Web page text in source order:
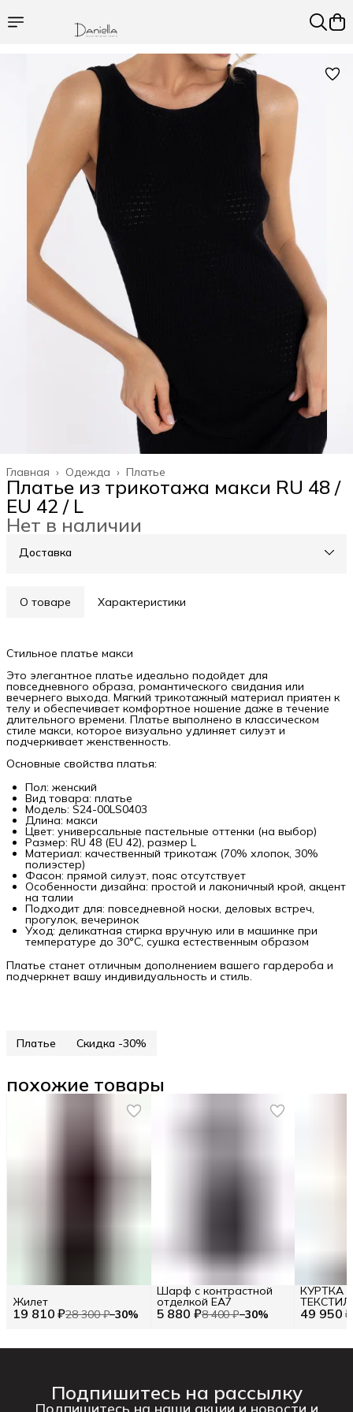
Платье
Одежда ›
Главная ›
Платье из трикотажа макси RU 48 /
EU 42 / L
Нет в наличии
Доставка
О товаре Характеристики
Стильное платье макси
Это элегантное платье идеально подойдет для
повседневного образа, романтического свидания или
вечернего выхода. Мягкий трикотажный материал приятен к
телу и обеспечивает комфортное ношение даже в течение
длительного времени. Платье выполнено в классическом
стиле макси, которое визуально удлиняет силуэт и
подчеркивает женственность.
Основные свойства платья:
Пол: женский
Вид товара: платье
Модель: S24-00LS0403
Длина: макси
Цвет: универсальные пастельные оттенки (на выбор)
Размер: RU 48 (EU 42), размер L
Материал: качественный трикотаж (70% хлопок, 30%
полиэстер)
Фасон: прямой силуэт, пояс отсутствует
Особенности дизайна: простой и лаконичный крой, акцент
на талии
Подходит для: повседневной носки, деловых встреч,
прогулок, вечеринок
Уход: деликатная стирка вручную или в машинке при
температуре до 30°C, сушка естественным образом
Платье станет отличным дополнением вашего гардероба и
подчеркнет вашу индивидуальность и стиль.
Платье Скидка -30%
похожие товары
19 810 ₽28 300 ₽−30%
Жилет
5 880 ₽8 400 ₽−30%
Шарф с контрастной
отделкой EA7
49 950 ₽
КУРТКА
Подпишитесь на рассылку